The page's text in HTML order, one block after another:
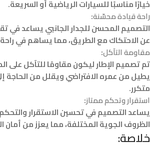
خيارًا مناسبًا للسيارات الرياضية أو السريعة.
راحة قيادة محسّنة:
التصميم المحسن للجدار الجانبي يساعد في
عن الاحتكاك مع الطريق، مما يساهم في راحة
مقاومة التآكل:
تم تصميم الإطار ليكون مقاومًا للتآكل على
يطيل من عمره الافتراضي ويقلل من الحاجة
متكرر.
استقرار وتحكم ممتاز:
يساعد التصميم في تحسين الاستقرار
الظروف الجوية المختلفة، مما يعزز من أمان
خلاصة: